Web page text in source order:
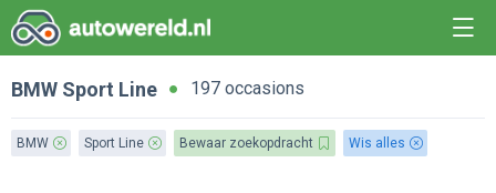
BMW Sport Line 197 occasions
BMW Sport Line Bewaar zoekopdracht Wis alles